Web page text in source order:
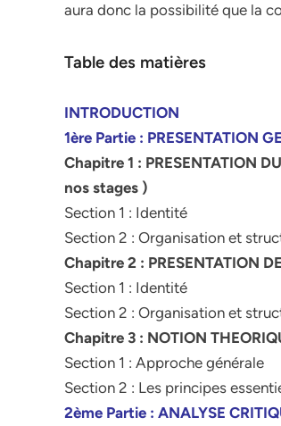
aura donc la possibilité que la
Table des matières
INTRODUCTION
1ère Partie : PRESENTATION
Chapitre 1 : PRESENTATION
nos stages )
Section 1 : Identité
Section 2 : Organisation et
Chapitre 2 : PRESENTATION
Section 1 : Identité
Section 2 : Organisation et
Chapitre 3 : NOTION
Section 1 : Approche générale
Section 2 : Les principes
2ème Partie : ANALYSE